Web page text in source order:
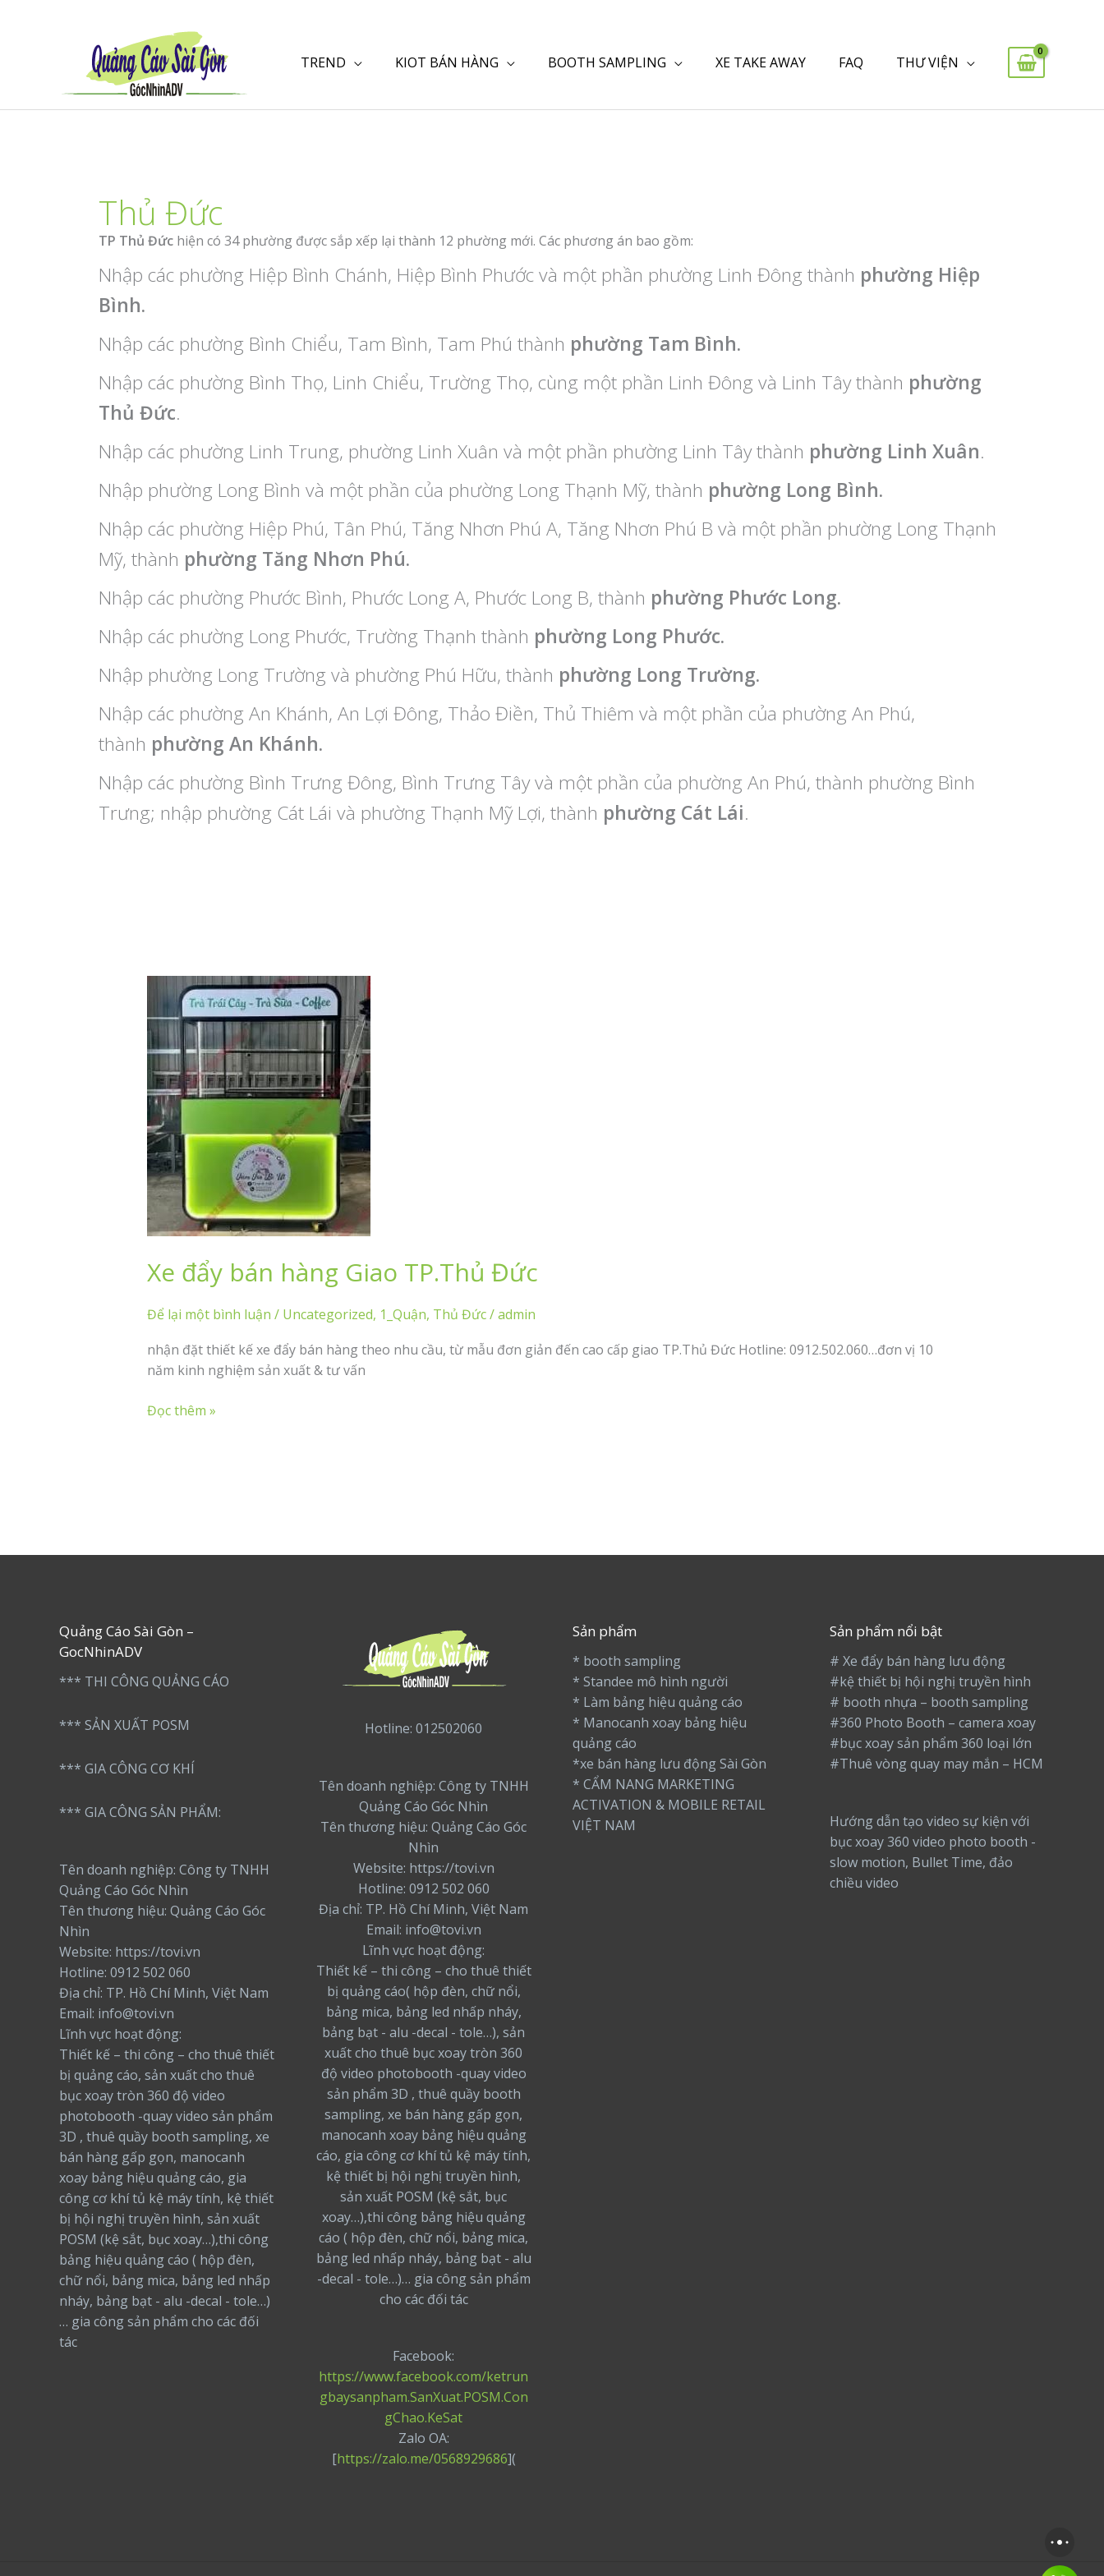
TREND KIOT BÁN HÀNG BOOTH SAMPLING XE TAKE AWAY FAQ THƯ VIỆN
Thủ Đức
TP Thủ Đức hiện có 34 phường được sắp xếp lại thành 12 phường mới. Các phương án bao gồm:
Nhập các phường Hiệp Bình Chánh, Hiệp Bình Phước và một phần phường Linh Đông thành phường Hiệp
Bình.
Nhập các phường Bình Chiểu, Tam Bình, Tam Phú thành phường Tam Bình.
Nhập các phường Bình Thọ, Linh Chiểu, Trường Thọ, cùng một phần Linh Đông và Linh Tây thành phường
Thủ Đức.
Nhập các phường Linh Trung, phường Linh Xuân và một phần phường Linh Tây thành phường Linh Xuân.
Nhập phường Long Bình và một phần của phường Long Thạnh Mỹ, thành phường Long Bình.
Nhập các phường Hiệp Phú, Tân Phú, Tăng Nhơn Phú A, Tăng Nhơn Phú B và một phần phường Long Thạnh
Mỹ, thành phường Tăng Nhơn Phú.
Nhập các phường Phước Bình, Phước Long A, Phước Long B, thành phường Phước Long.
Nhập các phường Long Phước, Trường Thạnh thành phường Long Phước.
Nhập phường Long Trường và phường Phú Hữu, thành phường Long Trường.
Nhập các phường An Khánh, An Lợi Đông, Thảo Điền, Thủ Thiêm và một phần của phường An Phú,
thành phường An Khánh.
Nhập các phường Bình Trưng Đông, Bình Trưng Tây và một phần của phường An Phú, thành phường Bình
Trưng; nhập phường Cát Lái và phường Thạnh Mỹ Lợi, thành phường Cát Lái.
Xe đẩy bán hàng Giao TP.Thủ Đức
Để lại một bình luận / Uncategorized, 1_Quận, Thủ Đức/admin
nhận đặt thiết kế xe đẩy bán hàng theo nhu cầu, từ mẫu đơn giản đến cao cấp giao TP.Thủ Đức Hotline: 0912.502.060…đơn vị 10
năm kinh nghiệm sản xuất & tư vấn
Xe
Đọc thêm »
Quảng Cáo Sài Gòn –
GocNhinADV
*** THI CÔNG QUẢNG CÁO
*** SẢN XUẤT POSM
*** GIA CÔNG CƠ KHÍ
*** GIA CÔNG SẢN PHẨM:
Tên doanh nghiệp: Công ty TNHH
Quảng Cáo Góc Nhìn
Tên thương hiệu: Quảng Cáo Góc
Nhìn
Website: https://tovi.vn
Hotline: 0912 502 060
Địa chỉ: TP. Hồ Chí Minh, Việt Nam
Email: info@tovi.vn
Lĩnh vực hoạt động:
Thiết kế – thi công – cho thuê thiết
bị quảng cáo, sản xuất cho thuê
bục xoay tròn 360 độ video
photobooth -quay video sản phẩm
3D , thuê quầy booth sampling, xe
bán hàng gấp gọn, manocanh
xoay bảng hiệu quảng cáo, gia
công cơ khí tủ kệ máy tính, kệ thiết
bị hội nghị truyền hình, sản xuất
POSM (kệ sắt, bục xoay…),thi công
bảng hiệu quảng cáo ( hộp đèn,
chữ nổi, bảng mica, bảng led nhấp
nháy, bảng bạt - alu -decal - tole…)
… gia công sản phẩm cho các đối
tác
Hotline: 012502060
Tên doanh nghiệp: Công ty TNHH
Quảng Cáo Góc Nhìn
Tên thương hiệu: Quảng Cáo Góc
Nhìn
Website: https://tovi.vn
Hotline: 0912 502 060
Địa chỉ: TP. Hồ Chí Minh, Việt Nam
Email: info@tovi.vn
Lĩnh vực hoạt động:
Thiết kế – thi công – cho thuê thiết
bị quảng cáo( hộp đèn, chữ nổi,
bảng mica, bảng led nhấp nháy,
bảng bạt - alu -decal - tole…), sản
xuất cho thuê bục xoay tròn 360
độ video photobooth -quay video
sản phẩm 3D , thuê quầy booth
sampling, xe bán hàng gấp gọn,
manocanh xoay bảng hiệu quảng
cáo, gia công cơ khí tủ kệ máy tính,
kệ thiết bị hội nghị truyền hình,
sản xuất POSM (kệ sắt, bục
xoay…),thi công bảng hiệu quảng
cáo ( hộp đèn, chữ nổi, bảng mica,
bảng led nhấp nháy, bảng bạt - alu
-decal - tole…)… gia công sản phẩm
cho các đối tác
Facebook:
https://www.facebook.com/ketrun
gbaysanpham.SanXuat.POSM.Con
gChao.KeSat
Zalo OA:
[https://zalo.me/0568929686](
Sản phẩm
* booth sampling
* Standee mô hình người
* Làm bảng hiệu quảng cáo
* Manocanh xoay bảng hiệu
quảng cáo
*xe bán hàng lưu động Sài Gòn
* CẨM NANG MARKETING
ACTIVATION & MOBILE RETAIL
VIỆT NAM
Sản phẩm nổi bật
# Xe đẩy bán hàng lưu động
#kệ thiết bị hội nghị truyền hình
# booth nhựa – booth sampling
#360 Photo Booth – camera xoay
#bục xoay sản phẩm 360 loại lớn
#Thuê vòng quay may mắn – HCM
Hướng dẫn tạo video sự kiện với
bục xoay 360 video photo booth -
slow motion, Bullet Time, đảo
chiều video